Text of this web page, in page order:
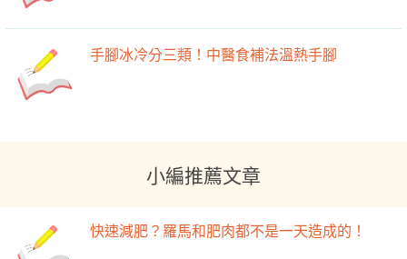
手腳冰冷分三類！中醫食補法溫熱手腳
小編推薦文章
快速減肥？羅馬和肥肉都不是一天造成的！